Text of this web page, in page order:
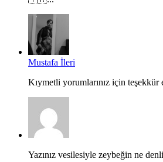
Mustafa İleri
Kıymetli yorumlarınız için teşekkür
Yazınız vesilesiyle zeybeğin ne